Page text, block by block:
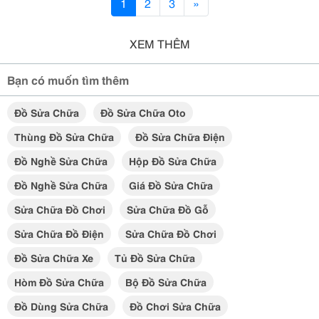
XEM THÊM
Bạn có muốn tìm thêm
Đồ Sửa Chữa
Đồ Sửa Chữa Oto
Thùng Đồ Sửa Chữa
Đồ Sửa Chữa Điện
Đồ Nghề Sửa Chữa
Hộp Đồ Sửa Chữa
Đồ Nghề Sửa Chữa
Giá Đồ Sửa Chữa
Sửa Chữa Đồ Chơi
Sửa Chữa Đồ Gỗ
Sửa Chữa Đồ Điện
Sửa Chữa Đồ Chơi
Đồ Sửa Chữa Xe
Tủ Đồ Sửa Chữa
Hòm Đồ Sửa Chữa
Bộ Đồ Sửa Chữa
Đồ Dùng Sửa Chữa
Đồ Chơi Sửa Chữa